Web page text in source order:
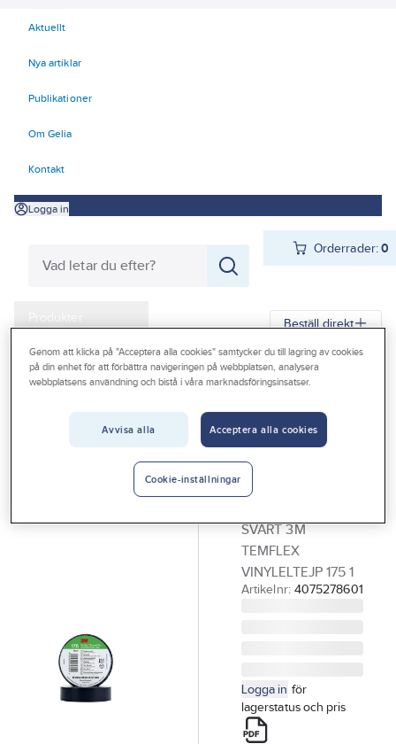
Aktuellt
Nya artiklar
Publikationer
Om Gelia
Kontakt
Logga in
Orderrader:0
Produkter
Kampanjer
Outlet
Beställ direkt
Gelia Produkter Gelia Fästmaterial
Tejp & Tätning
Eltejp, T175,
Temflex, 3M
SVART 3M
TEMFLEX
VINYLELTEJP 175 1
Artikelnr: 4075278601
Logga in för
lagerstatus och pris
Genom att klicka på "Acceptera alla cookies" samtycker du till lagring av cookies
på din enhet för att förbättra navigeringen på webbplatsen, analysera
webbplatsens användning och bistå i våra marknadsföringsinsatser.
Avvisa alla Acceptera alla cookies
Cookie-inställningar